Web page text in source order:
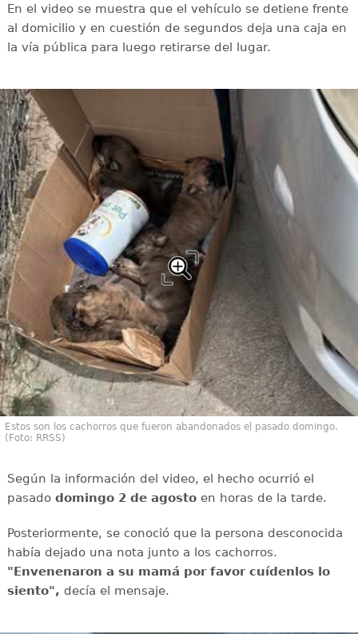
En el video se muestra que el vehículo se detiene frente
al domicilio y en cuestión de segundos deja una caja en
la vía pública para luego retirarse del lugar.
Estos son los cachorros que fueron abandonados el pasado domingo.
(Foto: RRSS)
Según la información del video, el hecho ocurrió el
pasado domingo 2 de agostoen horas de la tarde.
Posteriormente, se conoció que la persona desconocida
había dejado una nota junto a los cachorros.
"Envenenaron a su mamá por favor cuídenlos lo
siento", decía el mensaje.